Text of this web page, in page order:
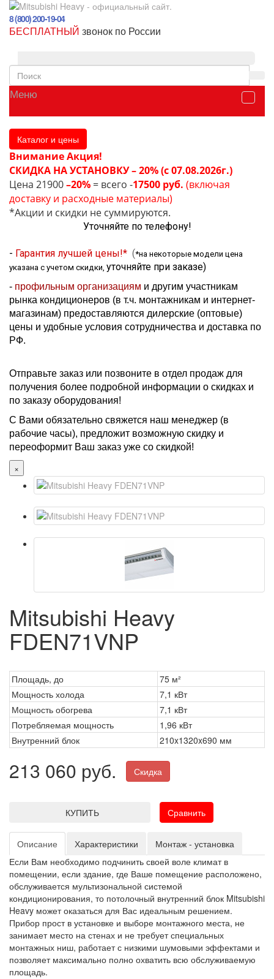
8 (800) 200-19-04
БЕСПЛАТНЫЙ звонок по России
Меню
Каталог и цены
Внимание Акция!
СКИДКА НА УСТАНОВКУ – 20% (с 07.08.2026г.)
Цена 21900–20% = всего -17500 руб. (включая
доставку и расходные материалы)
*Акции и скидки не суммируются.
Уточняйте по телефону!
- Гарантия лучшей цены!* (*на некоторые модели цена
указана с учетом скидки, уточняйте при заказе)
- профильным организациям и другим участникам
рынка кондиционеров (в т.ч. монтажникам и интернет-
магазинам) предоставляются дилерские (оптовые)
цены и удобные условия сотрудничества и доставка по
РФ.
Отправьте заказ или позвоните в отдел продаж для
получения более подробной информации о скидках и
по заказу оборудования!
С Вами обязательно свяжется наш менеджер (в
рабочие часы), предложит возможную скидку и
переоформит Ваш заказ уже со скидкой!
×
Mitsubishi Heavy
FDEN71VNP
Площадь, до
75 м²
Мощность холода
7,1 кВт
Мощность обогрева
7,1 кВт
Потребляемая мощность
1,96 кВт
Внутренний блок
210x1320x690 мм
213 060 руб. Скидка
КУПИТЬ Сравнить
Описание Характеристики
Монтаж - установка
Если Вам необходимо подчинить своей воле климат в
помещении, если здание, где Ваше помещение расположено,
обслуживается мультизональной системой
кондиционирования, то потолочный внутренний блок Mitsubishi
Heavy может оказаться для Вас идеальным решением.
Прибор прост в установке и выборе монтажного места, не
занимает место на стенах и не требует специальных
монтажных ниш, работает с низкими шумовыми эффектами и
позволяет максимально полно охватить всю обслуживаемую
площадь.